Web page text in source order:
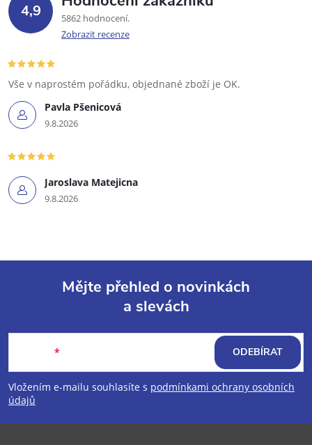
4,9
5862 hodnocení
Zobrazit recenze
Pavla Pšenicová
9.8.2026
Vše v naprostém pořádku, objednané zboží je OK.
Jaroslava Matejicna
9.8.2026
p
a
Mějte přehled o novinkách
a slevách
Vložením e-mailu souhlasíte s podmínkami ochrany osobních
údajů
ODEBÍRAT